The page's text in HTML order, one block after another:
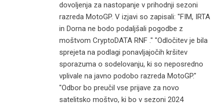
dovoljenja za nastopanje v prihodnji sezoni
razreda MotoGP. V izjavi so zapisali: "FIM, IRTA
in Dorna ne bodo podaljšali pogodbe z
moštvom CryptoDATA RNF ." "Odločitev je bila
sprejeta na podlagi ponavljajočih kršitev
sporazuma o sodelovanju, ki so neposredno
vplivale na javno podobo razreda MotoGP."
"Odbor bo preučil vse prijave za novo
satelitsko moštvo, ki bo v sezoni 2024